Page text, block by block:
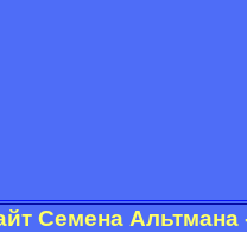
Семена Альтмана